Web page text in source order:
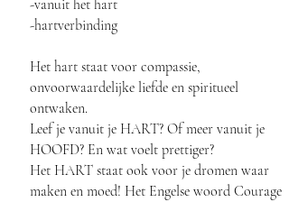
-vanuit het hart
-hartverbinding
Het hart staat voor compassie,
onvoorwaardelijke liefde en spiritueel
ontwaken.
Leef je vanuit je HART? Of meer vanuit je
HOOFD? En wat voelt prettiger?
Het HART staat ook voor je dromen waar
maken en moed! Het Engelse woord Courage